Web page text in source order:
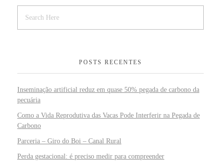
POSTS RECENTES
Inseminação artificial reduz em quase 50% pegada de carbono da
pecuária
Como a Vida Reprodutiva das Vacas Pode Interferir na Pegada de
Carbono
Parceria – Giro do Boi – Canal Rural
Perda gestacional: é preciso medir para compreender